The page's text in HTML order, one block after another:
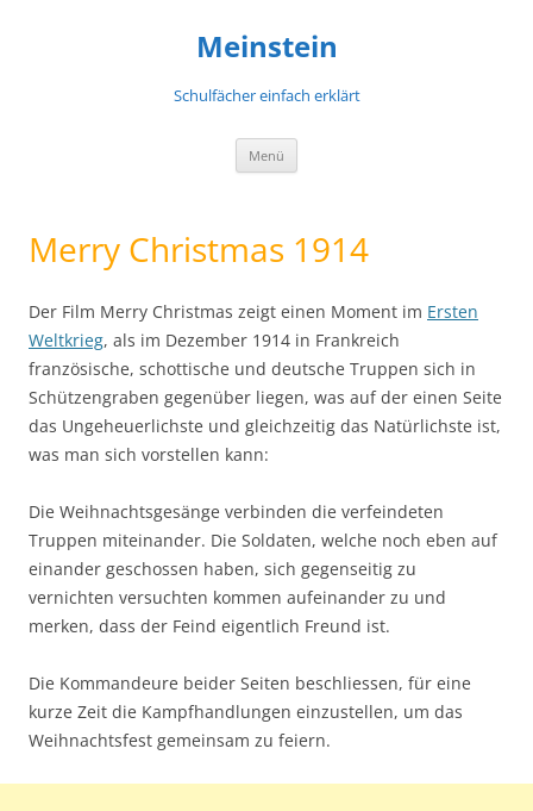
Meinstein
Schulfächer einfach erklärt
Menü
Merry Christmas 1914
Der Film Merry Christmas zeigt einen Moment im Ersten
Weltkrieg, als im Dezember 1914 in Frankreich
französische, schottische und deutsche Truppen sich in
Schützengraben gegenüber liegen, was auf der einen Seite
das Ungeheuerlichste und gleichzeitig das Natürlichste ist,
was man sich vorstellen kann:
Die Weihnachtsgesänge verbinden die verfeindeten
Truppen miteinander. Die Soldaten, welche noch eben auf
einander geschossen haben, sich gegenseitig zu
vernichten versuchten kommen aufeinander zu und
merken, dass der Feind eigentlich Freund ist.
Die Kommandeure beider Seiten beschliessen, für eine
kurze Zeit die Kampfhandlungen einzustellen, um das
Weihnachtsfest gemeinsam zu feiern.